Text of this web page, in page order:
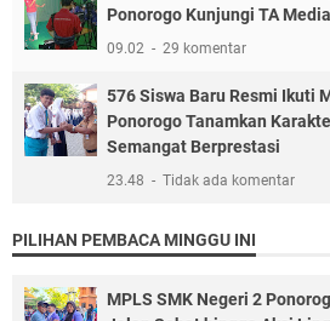
Ponorogo Kunjungi TA
09.02 29 komentar
576 Siswa Baru Resmi Ikuti
Ponorogo Tanamkan
Semangat Berprestasi
23.48 Tidak ada komentar
PILIHAN PEMBACA MINGGU INI
MPLS SMK Negeri 2